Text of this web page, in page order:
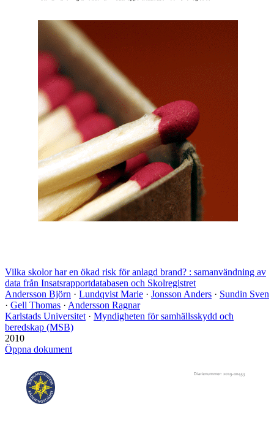
Vilka skolor har en ökad risk för anlagd brand? : samanvändning av
data från Insatsrapportdatabasen och Skolregistret
Andersson Björn · Lundqvist Marie · Jonsson Anders · Sundin Sven
· Gell Thomas · Andersson Ragnar
Karlstads Universitet · Myndigheten för samhällsskydd och
beredskap (MSB)
2010
Öppna dokument